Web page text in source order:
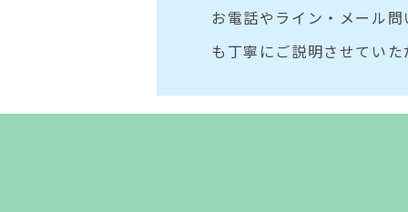
お電話やライン・メール
も丁寧にご説明させてい